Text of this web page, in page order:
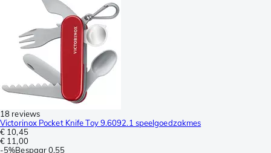
18 reviews
Victorinox Pocket Knife Toy 9.6092.1 speelgoedzakmes
€ 10,45
€ 11,00
-5%Bespaar0,55